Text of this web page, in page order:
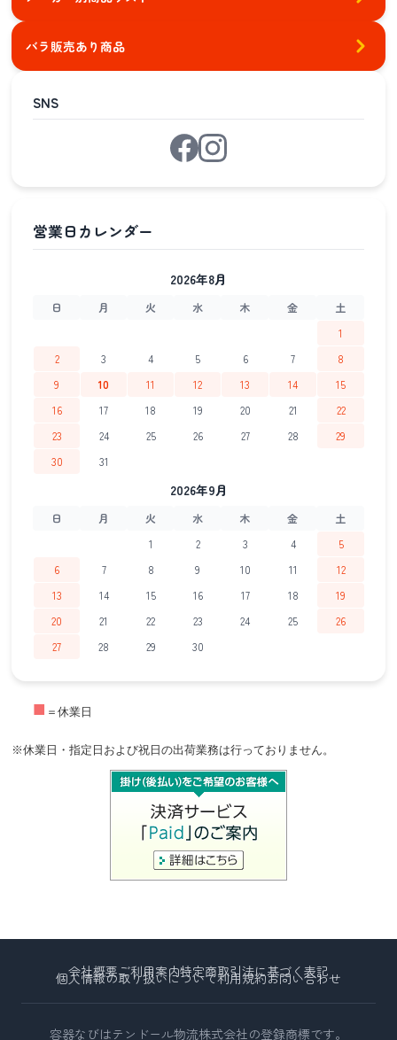
バラ販売あり商品
SNS
2026年8月
日 月 火 水 木 金
土
1
2
3 4 5 6 7
8
9
10 11 12 13 14
15
16
17 18 19 20 21
22
23
24 25 26 27 28
29
30
31
2026年9月
日 月 火 水 木 金
土
1
2 3 4
5
6
7 8 9 10 11
12
13
14 15 16 17 18
19
20
21 22 23 24 25
26
27
28 29 30
■ ＝休業日
※休業日・指定日および祝日の出荷業務は行っておりません。
会社概要ご利用案内特定商取引法に基づく表記
個人情報の取り扱いについて利用規約お問い合わせ
容器なびはテンドール物流株式会社の登録商標です。